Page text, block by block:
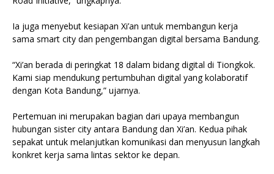
Ia juga menyebut kesiapan Xi’an untuk membangun kerja
sama smart city dan pengembangan digital bersama Bandung.
“Xi’an berada di peringkat 18 dalam bidang digital di Tiongkok.
Kami siap mendukung pertumbuhan digital yang kolaboratif
dengan Kota Bandung,” ujarnya.
Pertemuan ini merupakan bagian dari upaya membangun
hubungan sister city antara Bandung dan Xi’an. Kedua pihak
sepakat untuk melanjutkan komunikasi dan menyusun langkah
konkret kerja sama lintas sektor ke depan.